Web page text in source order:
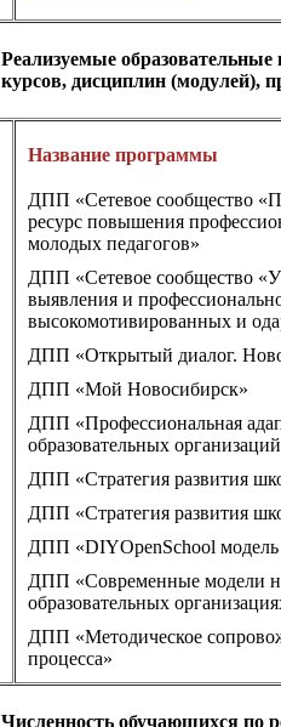
Реализуемые
курсов, дисциплин (модулей),
Название программы
ДПП «Сетевое сообщество
ресурс повышения
молодых педагогов»
ДПП «Сетевое сообщество
выявления и
высокомотивированных и
ДПП «Открытый диалог.
ДПП «Мой Новосибирск»
ДПП «Профессиональная
образовательных
ДПП «Стратегия развития
ДПП «Стратегия развития
ДПП «DIYOpenSchool модель
ДПП «Современные модели
образовательных
ДПП «Методическое
процесса»
Численность обучающихся по